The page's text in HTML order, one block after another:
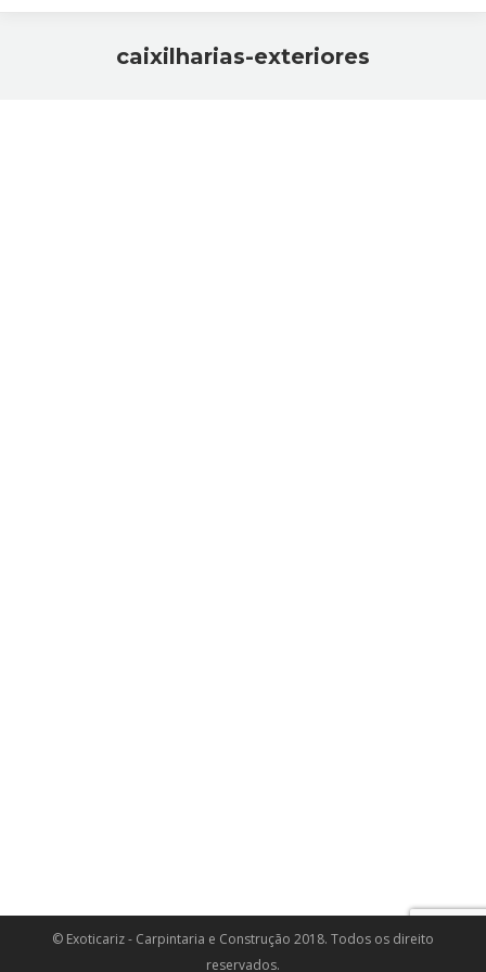
caixilharias-exteriores
© Exoticariz - Carpintaria e Construção 2018. Todos os direito
reservados.